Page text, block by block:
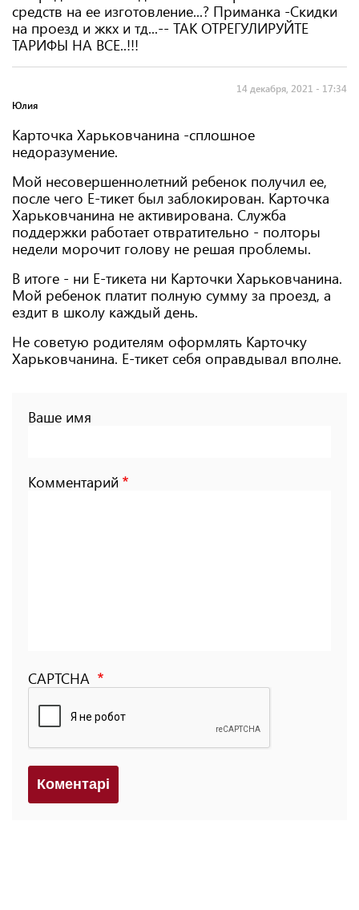
средств на ее изготовление...? Приманка -Скидки
на проезд и жкх и тд...-- ТАК ОТРЕГУЛИРУЙТЕ
ТАРИФЫ НА ВСЕ..!!!
14 декабря, 2021 - 17:34
Юлия
Карточка Харьковчанина -сплошное
недоразумение.
Мой несовершеннолетний ребенок получил ее,
после чего Е-тикет был заблокирован. Карточка
Харьковчанина не активирована. Служба
поддержки работает отвратительно - полторы
недели морочит голову не решая проблемы.
В итоге - ни Е-тикета ни Карточки Харьковчанина.
Мой ребенок платит полную сумму за проезд, а
ездит в школу каждый день.
Не советую родителям оформлять Карточку
Харьковчанина. Е-тикет себя оправдывал вполне.
Ваше имя
Комментарий
CAPTCHA
Коментарi